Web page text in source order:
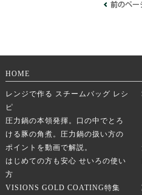
HOME
レンジで作る スチームバッグ レシ
ピ
圧力鍋の本領発揮。口の中でとろ
ける豚の角煮。圧力鍋の扱い方の
ポイントを動画で解説。
はじめての方も安心 せいろの使い
方
VISIONS GOLD COATING特集